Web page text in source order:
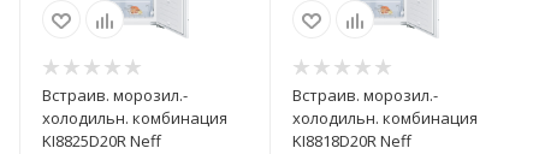
Встраив. морозил.-
холодильн. комбинация
KI8825D20R Neff
Встраив. морозил.-
холодильн. комбинация
KI8818D20R Neff